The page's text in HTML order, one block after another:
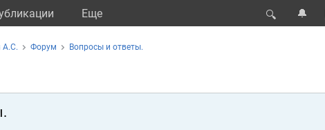
Eще 🔍 🔔
А.С. Форум Вопросы и ответы.